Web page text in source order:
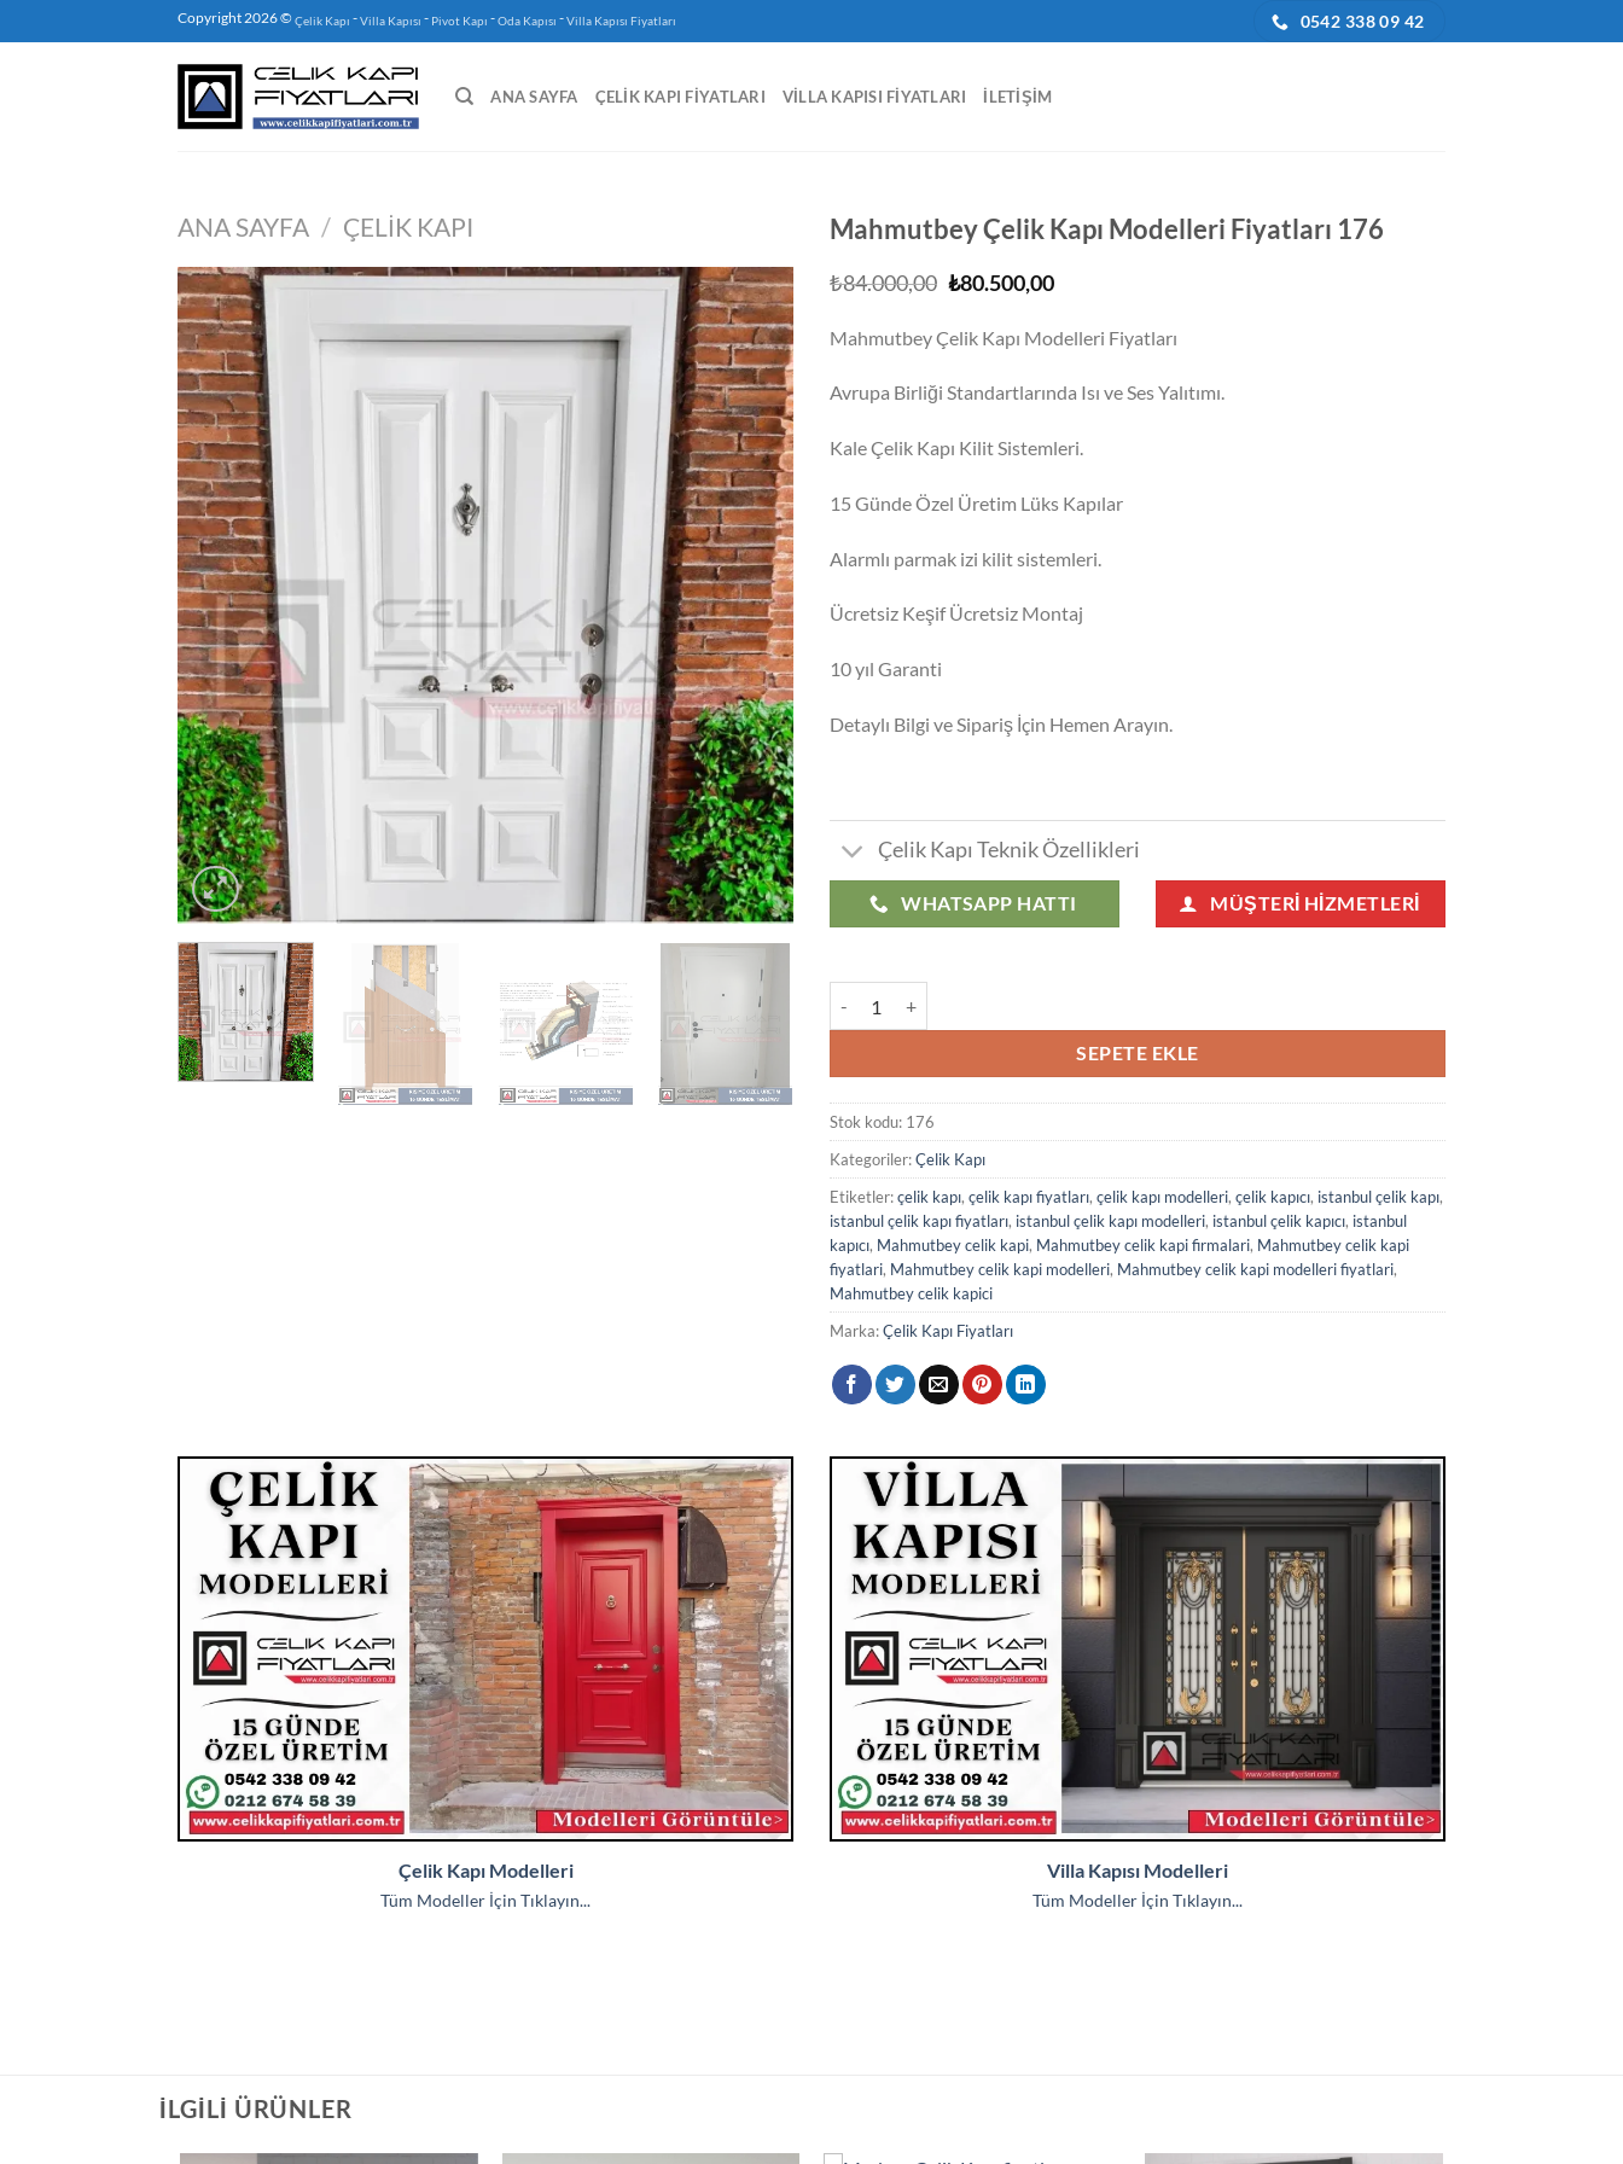
atla
Copyright 2026 © Çelik Kapı -Villa Kapısı - Pivot Kapı -Oda Kapısı -Villa Kapısı Fiyatları 0542 338 09 42
ANA SAYFA ÇELIK KAPI FIYATLARI VILLA KAPISI FIYATLARI İLETIŞIM
ANA SAYFA / ÇELIK KAPI Mahmutbey Çelik Kapı Modelleri Fiyatları 176
₺84.000,00 Orijinal
₺80.500,00Şu
₺80.500,00.
Mahmutbey Çelik Kapı Modelleri Fiyatları
Avrupa Birliği Standartlarında Isı ve Ses Yalıtımı.
Kale Çelik Kapı Kilit Sistemleri.
15 Günde Özel Üretim Lüks Kapılar
Alarmlı parmak izi kilit sistemleri.
Ücretsiz Keşif Ücretsiz Montaj
10 yıl Garanti
Detaylı Bilgi ve Sipariş İçin Hemen Arayın.
Çelik Kapı Teknik Özellikleri
WHATSAPP HATTI MÜŞTERI HIZMETLERI
SEPETE EKLE
Stok kodu: 176
Kategoriler:Çelik Kapı
Etiketler:çelik kapı, çelik kapı fiyatları, çelik kapı modelleri, çelik kapıcı, istanbul çelik kapı,
istanbul çelik kapı fiyatları, istanbul çelik kapı modelleri, istanbul çelik kapıcı, istanbul
kapıcı, Mahmutbey celik kapi, Mahmutbey celik kapi firmalari, Mahmutbey celik kapi
fiyatlari, Mahmutbey celik kapi modelleri, Mahmutbey celik kapi modelleri fiyatlari,
Mahmutbey celik kapici
Marka:Çelik Kapı Fiyatları
Çelik Kapı Modelleri
Tüm Modeller İçin Tıklayın...
Villa Kapısı Modelleri
Tüm Modeller İçin Tıklayın...
İLGILI ÜRÜNLER